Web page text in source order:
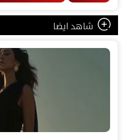
شاهد ايضا